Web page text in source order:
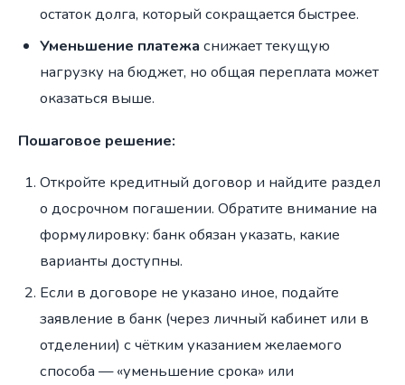
остаток долга, который сокращается быстрее.
Уменьшение платежа снижает текущую
нагрузку на бюджет, но общая переплата может
оказаться выше.
Пошаговое решение:
Откройте кредитный договор и найдите раздел
о досрочном погашении. Обратите внимание на
формулировку: банк обязан указать, какие
варианты доступны.
Если в договоре не указано иное, подайте
заявление в банк (через личный кабинет или в
отделении) с чётким указанием желаемого
способа — «уменьшение срока» или